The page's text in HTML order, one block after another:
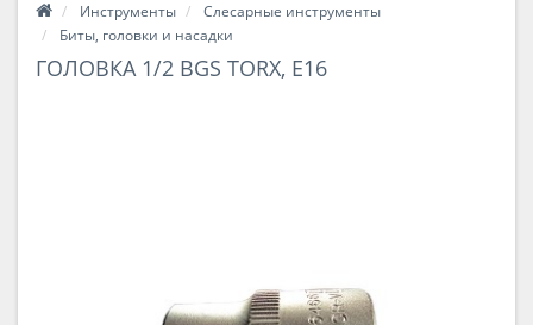
Инструменты
Слесарные инструменты
Биты, головки и насадки
ГОЛОВКА 1/2 BGS TORX, Е16